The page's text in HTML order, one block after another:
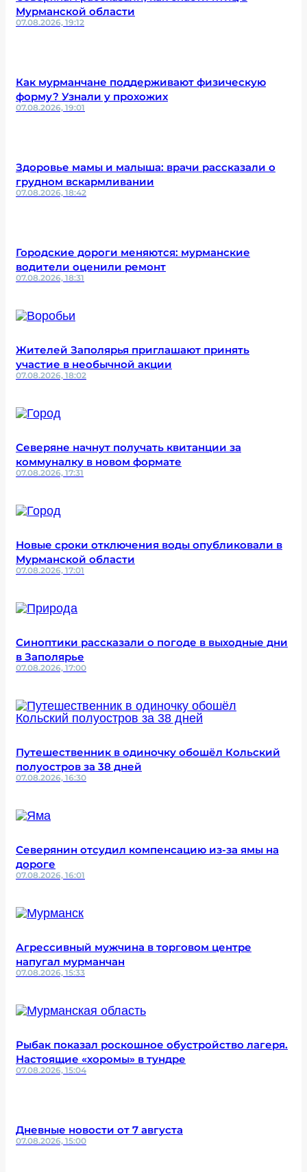
Мурманской области
07.08.2026, 19:12
Как мурманчане поддерживают физическую
форму? Узнали у прохожих
07.08.2026, 19:01
Здоровье мамы и малыша: врачи рассказали о
грудном вскармливании
07.08.2026, 18:42
Городские дороги меняются: мурманские
водители оценили ремонт
07.08.2026, 18:31
Жителей Заполярья приглашают принять
участие в необычной акции
07.08.2026, 18:02
Северяне начнут получать квитанции за
коммуналку в новом формате
07.08.2026, 17:31
Новые сроки отключения воды опубликовали в
Мурманской области
07.08.2026, 17:01
Синоптики рассказали о погоде в выходные дни
в Заполярье
07.08.2026, 17:00
Путешественник в одиночку обошёл Кольский
полуостров за 38 дней
07.08.2026, 16:30
Северянин отсудил компенсацию из-за ямы на
дороге
07.08.2026, 16:01
Агрессивный мужчина в торговом центре
напугал мурманчан
07.08.2026, 15:33
Рыбак показал роскошное обустройство лагеря.
Настоящие «хоромы» в тундре
07.08.2026, 15:04
Дневные новости от 7 августа
07.08.2026, 15:00